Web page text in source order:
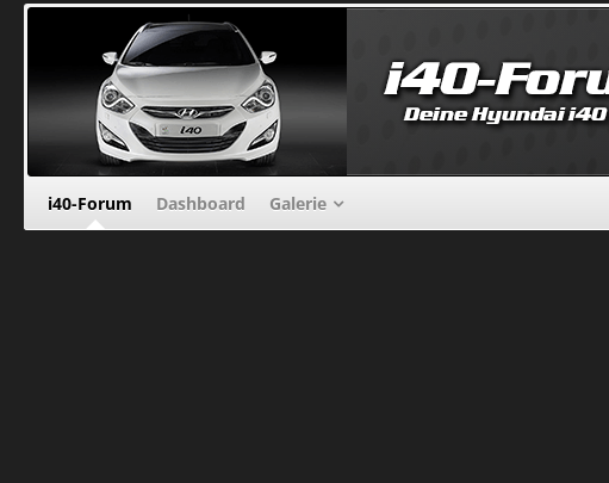
i40-Forum Dashboard Galerie